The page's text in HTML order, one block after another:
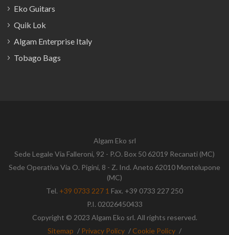
Eko Guitars
Quik Lok
Algam Enterprise Italy
Tobago Bags
Algam Eko srl
Sede Legale Via Falleroni, 92 - P.O. Box 50 62019 Recanati (MC)
Sede Operativa Via O. Pigini, 8 - Z. Ind. Aneto 62010 Montelupone
(MC)
Tel. +39 0733 227 1 Fax. +39 0733 227 250
P.I. 02026450433
Copyright © 2023 Algam Eko srl. All rights reserved.
Sitemap / Privacy Policy / Cookie Policy /